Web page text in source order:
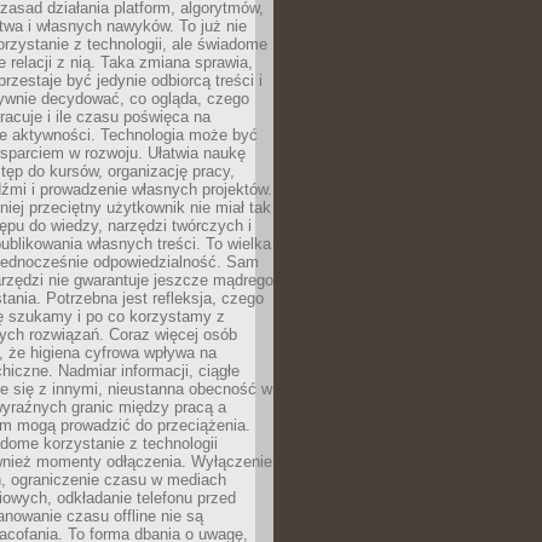
działania platform, algorytmów,
i własnych nawyków. To już nie
z technologii, ale świadome
relacji z nią. Taka zmiana sprawia,
być jedynie odbiorcą treści i
decydować, co ogląda, czego
i ile czasu poświęca na
aktywności. Technologia może być
w rozwoju. Ułatwia naukę
do kursów, organizację pracy,
i prowadzenie własnych projektów.
przeciętny użytkownik nie miał tak
do wiedzy, narzędzi twórczych i
własnych treści. To wielka
odpowiedzialność. Sam
nie gwarantuje jeszcze mądrego
Potrzebna jest refleksja, czego
szukamy i po co korzystamy z
rozwiązań. Coraz więcej osób
że higiena cyfrowa wpływa na
Nadmiar informacji, ciągłe
się z innymi, nieustanna obecność w
granic między pracą a
mogą prowadzić do przeciążenia.
korzystanie z technologii
momenty odłączenia. Wyłączenie
ograniczenie czasu w mediach
odkładanie telefonu przed
czasu offline nie są
To forma dbania o uwagę,